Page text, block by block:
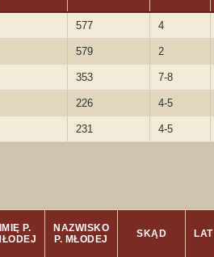
577 4
579 2
353 7-8
226 4-5
231 4-5
IMIĘ P.
NAZWISKO
P. MŁODEJ
SKĄD LAT